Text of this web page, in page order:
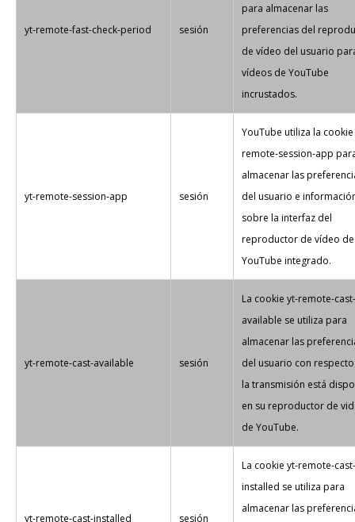
yt-remote-fast-check-period sesión
para almacenar las
preferencias del
de vídeo del usuario
vídeos de YouTube
incrustados.
yt-remote-session-app sesión
YouTube utiliza la
remote-session-app
almacenar las
del usuario e
sobre la interfaz del
reproductor de vídeo de
YouTube integrado.
yt-remote-cast-available sesión
La cookie yt-remote-cast-
available se utiliza para
almacenar las
del usuario con
la transmisión está
en su reproductor de
de YouTube.
yt-remote-cast-installed sesión
La cookie yt-remote-cast-
installed se utiliza para
almacenar las